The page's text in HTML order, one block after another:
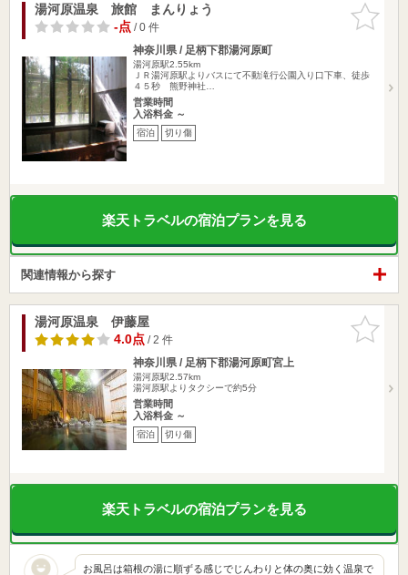
お気に入
りに追加
湯河原温泉 旅館 まんりょう
-点/ 0 件
神奈川県 / 足柄下郡湯河原町
湯河原駅2.55km
ＪＲ湯河原駅よりバスにて不動滝行公園入り口下車、徒歩
４５秒 熊野神社…
営業時間
入浴料金 ～
宿泊 切り傷
楽天トラベルの宿泊プランを見る
関連情報から探す
お気に入
りに追加
湯河原温泉 伊藤屋
4.0点/ 2 件
神奈川県 / 足柄下郡湯河原町宮上
湯河原駅2.57km
湯河原駅よりタクシーで約5分
営業時間
入浴料金 ～
宿泊 切り傷
楽天トラベルの宿泊プランを見る
お風呂は箱根の湯に順ずる感じでじんわりと体の奥に効く温泉で